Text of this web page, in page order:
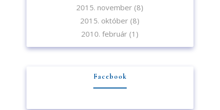
2015. november (8)
2015. október (8)
2010. február (1)
Facebook